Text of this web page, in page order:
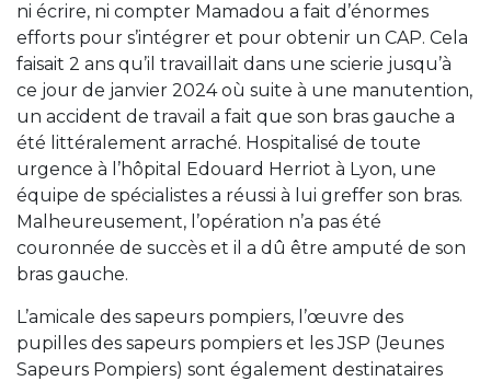
ni écrire, ni compter Mamadou a fait d’énormes
efforts pour s’intégrer et pour obtenir un CAP. Cela
faisait 2 ans qu’il travaillait dans une scierie jusqu’à
ce jour de janvier 2024 où suite à une manutention,
un accident de travail a fait que son bras gauche a
été littéralement arraché. Hospitalisé de toute
urgence à l’hôpital Edouard Herriot à Lyon, une
équipe de spécialistes a réussi à lui greffer son bras.
Malheureusement, l’opération n’a pas été
couronnée de succès et il a dû être amputé de son
bras gauche.
L’amicale des sapeurs pompiers, l’œuvre des
pupilles des sapeurs pompiers et les JSP (Jeunes
Sapeurs Pompiers) sont également destinataires